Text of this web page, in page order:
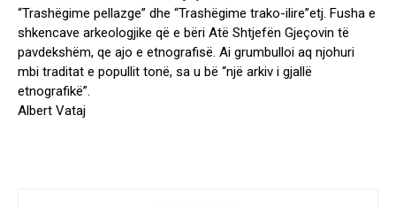
“Trashëgime pellazge” dhe “Trashëgime trako-ilire”etj. Fusha e
shkencave arkeologjike që e bëri Atë Shtjefën Gjeçovin të
pavdekshëm, qe ajo e etnografisë. Ai grumbulloi aq njohuri
mbi traditat e popullit tonë, sa u bë “një arkiv i gjallë
etnografikë”.
Albert Vataj